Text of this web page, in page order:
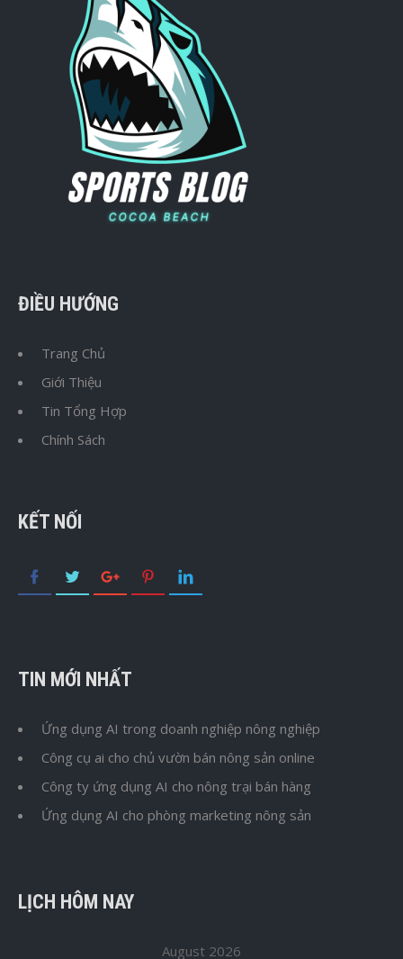
ĐIỀU HƯỚNG
Trang Chủ
Giới Thiệu
Tin Tổng Hợp
Chính Sách
KẾT NỐI
TIN MỚI NHẤT
Ứng dụng AI trong doanh nghiệp nông nghiệp
Công cụ ai cho chủ vườn bán nông sản online
Công ty ứng dụng AI cho nông trại bán hàng
Ứng dụng AI cho phòng marketing nông sản
LỊCH HÔM NAY
August 2026